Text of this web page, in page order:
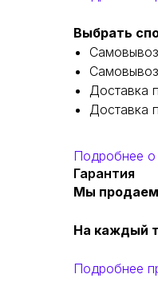
Выбрать
Доставка
Доставка
Подробнее о
Гарантия
Мы продаем
На каждый
Подробнее